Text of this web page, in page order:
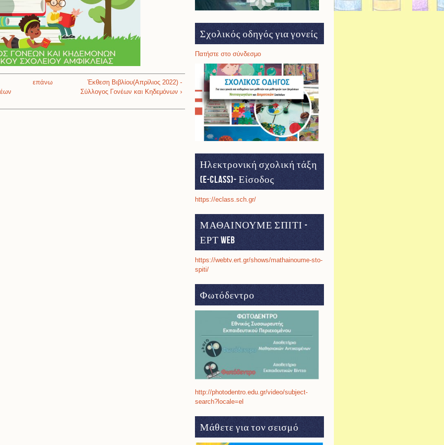
επάνω
Έκθεση Βιβλίου(Απρίλιος 2022) -
Σύλλογος Γονέων και Κηδεμόνων ›
Σχολικός οδηγός για γονείς
Πατήστε στο σύνδεσμο
Ηλεκτρονική σχολική τάξη
(e-class)- Είσοδος
https://eclass.sch.gr/
ΜΑΘΑΙΝΟΥΜΕ ΣΠΙΤΙ -
ΕΡΤ web
https://webtv.ert.gr/shows/mathainoume-sto-
spiti/
Φωτόδεντρο
http://photodentro.edu.gr/video/subject-
search?locale=el
Μάθετε για τον σεισμό